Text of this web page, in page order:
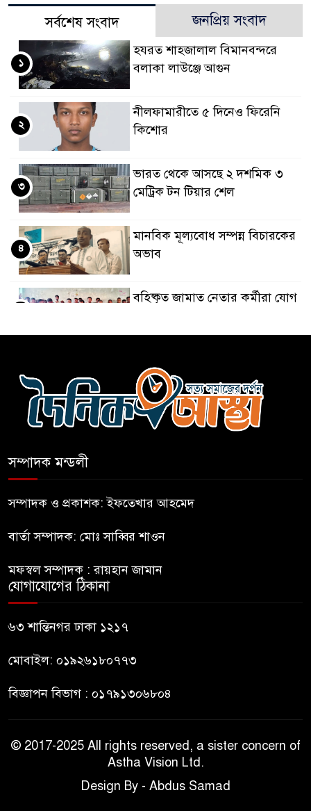
সর্বশেষ সংবাদ জনপ্রিয় সংবাদ
হযরত শাহজালাল বিমানবন্দরে
বলাকা লাউঞ্জে আগুন
১
নীলফামারীতে ৫ দিনেও ফিরেনি
কিশোর
২
ভারত থেকে আসছে ২ দশমিক ৩
মেট্রিক টন টিয়ার শেল
৩
মানবিক মূল্যবোধ সম্পন্ন বিচারকের
অভাব
৪
বহিষ্কৃত জামাত নেতার কর্মীরা যোগ
৬
বোমা হামলার আশঙ্কায় সারাদেশে
ইউনূস
নাটোরে পর্যটনমন্ত্রীকে হত্যার চেষ্টা;
পিস্তলসহ যুবক আটক
সম্পাদক মন্ডলী
সম্পাদক ও প্রকাশক: ইফতেখার আহমেদ
বার্তা সম্পাদক: মোঃ সাব্বির শাওন
মফস্বল সম্পাদক : রায়হান জামান
যোগাযোগের ঠিকানা
৬৩ শান্তিনগর ঢাকা ১২১৭
মোবাইল: ০১৯২৬১৮০৭৭৩
বিজ্ঞাপন বিভাগ : ০১৭৯১৩০৬৮০৪
© 2017-2025 All rights reserved, a sister concern of
Astha Vision Ltd.
Design By - Abdus Samad